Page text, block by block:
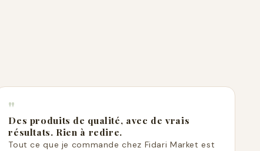
"
Des produits de qualité, avec de vrais
résultats. Rien à redire.
Tout ce que je commande chez Fidari Market est